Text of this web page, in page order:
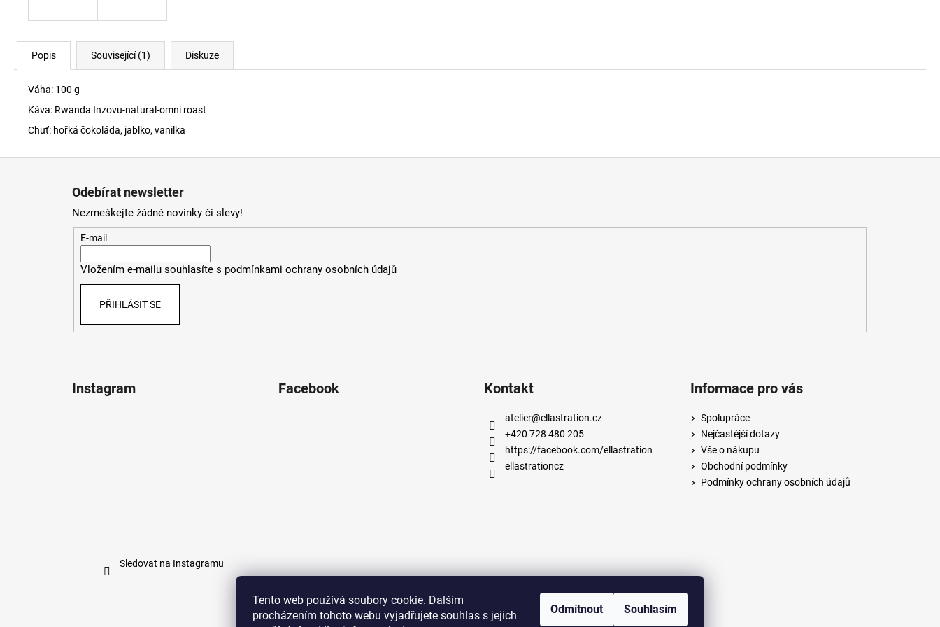
Tento web používá soubory cookie. Dalším
procházením tohoto webu vyjadřujete souhlas s jejich
Odmítnout Souhlasím
Popis Související (1) Diskuze
Váha: 100 g
Káva: Rwanda Inzovu-natural-omni roast
Chuť: hořká čokoláda, jablko, vanilka
Odebírat newsletter
Nezmeškejte žádné novinky či slevy!
E-mail
Vložením e-mailu souhlasíte s podmínkami ochrany osobních údajů
PŘIHLÁSIT SE
Instagram
Sledovat na Instagramu
Facebook Kontakt
atelier@ellastration.cz
+420 728 480 205
https://facebook.com/ellastration
ellastrationcz
Informace pro vás
Spolupráce
Nejčastější dotazy
Vše o nákupu
Obchodní podmínky
Podmínky ochrany osobních údajů
facebook.com/ellastration instagram.com/ellastrationcz